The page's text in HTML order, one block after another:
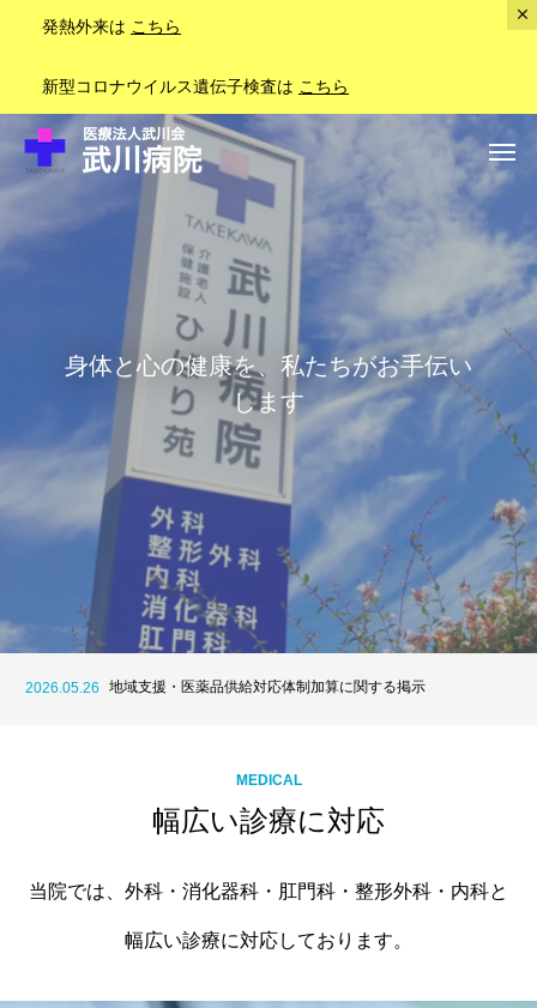
発熱外来は こちら
新型コロナウイルス遺伝子検査は こちら
身体と心の健康を、私たちがお手伝い
します
2026.03.03
漢方外来 加藤先生のコラムを更新しました。（令和８年３月
３日）
2026.05.26
地域支援・医薬品供給対応体制加算に関する掲示
MEDICAL
幅広い診療に対応
当院では、外科・消化器科・肛門科・整形外科・内科と
幅広い診療に対応しております。